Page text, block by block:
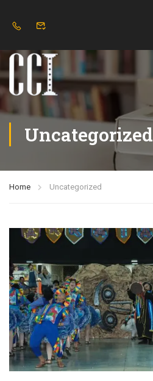
Uncategorized
Home Uncategorized